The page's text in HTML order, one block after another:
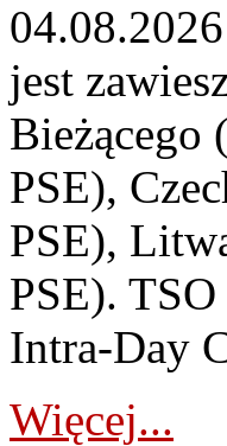
jest
Bieżącego
PSE),
PSE),
PSE).
Intra-Day
Więcej...